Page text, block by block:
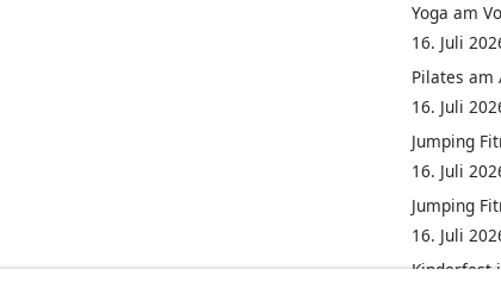
Yoga am
16. Juli
Pilates am
16. Juli
Jumping
16. Juli
Jumping
16. Juli
Kinderfest